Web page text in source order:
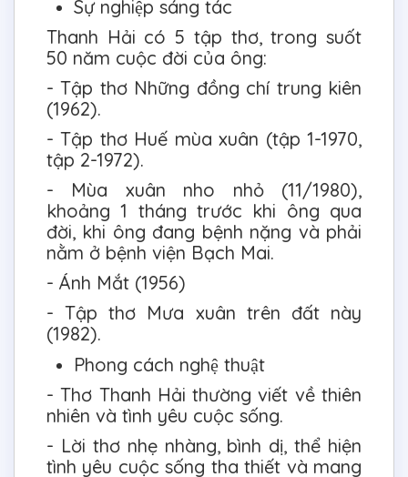
Sự nghiệp sáng tác
Thanh Hải có 5 tập thơ, trong suốt
50 năm cuộc đời của ông:
- Tập thơ Những đồng chí trung kiên
(1962).
- Tập thơ Huế mùa xuân (tập 1-1970,
tập 2-1972).
- Mùa xuân nho nhỏ (11/1980),
khoảng 1 tháng trước khi ông qua
đời, khi ông đang bệnh nặng và phải
nằm ở bệnh viện Bạch Mai.
- Ánh Mắt (1956)
- Tập thơ Mưa xuân trên đất này
(1982).
Phong cách nghệ thuật
- Thơ Thanh Hải thường viết về thiên
nhiên và tình yêu cuộc sống.
- Lời thơ nhẹ nhàng, bình dị, thể hiện
tình yêu cuộc sống tha thiết và mang